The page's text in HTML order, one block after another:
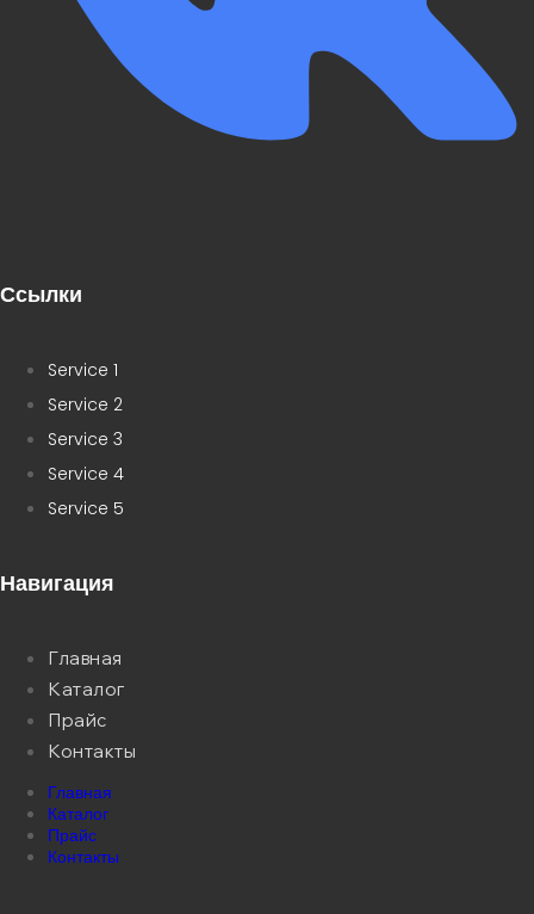
Ссылки
Service 1
Service 2
Service 3
Service 4
Service 5
Навигация
Главная
Каталог
Прайс
Контакты
Главная
Каталог
Прайс
Контакты